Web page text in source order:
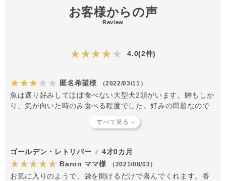
お客様からの声
Review
★★★★★ 4.0(2件)
★★★★★ 匿名希望様 （2022/03/11）
魚は選り好みしてほぼ食べない大型犬2頭がいます。鰰もしか
り、気が向いた時のみ食べる程度でした。好みの問題なので
ゴールデン・レトリバー ♂ 4才0カ月
★★★★★ Baron ママ様 （2021/08/03）
お気に入りのようで、袋を開けるだけで喜んでくれます。香